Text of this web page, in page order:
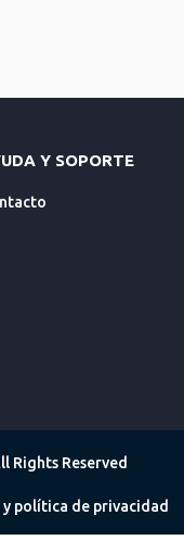
Y SOPORTE
Rights Reserved
y política de privacidad